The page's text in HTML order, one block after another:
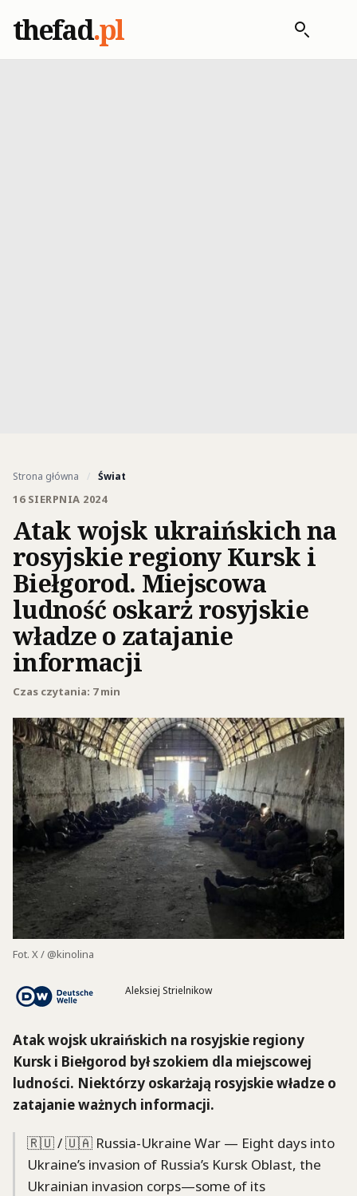
thefad.pl
Strona główna / Świat
16 SIERPNIA 2024
Atak wojsk ukraińskich na
rosyjskie regiony Kursk i
Biełgorod. Miejscowa
ludność oskarż rosyjskie
władze o zatajanie
informacji
Czas czytania: 7 min
Fot. X / @kinolina
Aleksiej Strielnikow
Atak wojsk ukraińskich na rosyjskie regiony
Kursk i Biełgorod był szokiem dla miejscowej
ludności. Niektórzy oskarżają rosyjskie władze o
zatajanie ważnych informacji.
🇷🇺 / 🇺🇦 Russia-Ukraine War — Eight days into
Ukraine’s invasion of Russia’s Kursk Oblast, the
Ukrainian invasion corps—some of its